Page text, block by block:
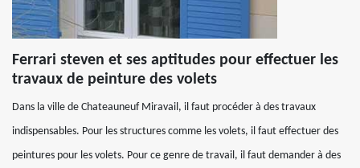
Ferrari steven et ses aptitudes pour effectuer les
travaux de peinture des volets
Dans la ville de Chateauneuf Miravail, il faut procéder à des travaux
indispensables. Pour les structures comme les volets, il faut effectuer des
peintures pour les volets. Pour ce genre de travail, il faut demander à des